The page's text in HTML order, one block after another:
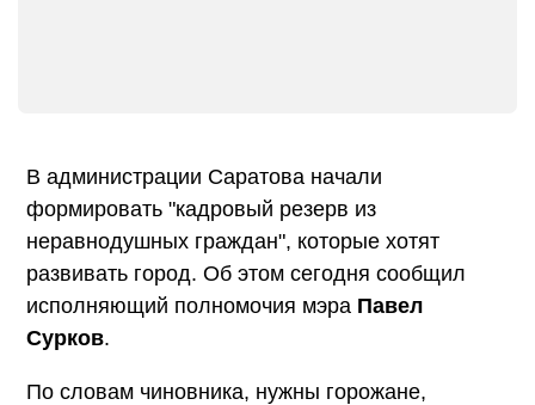
В администрации Саратова начали
формировать "кадровый резерв из
неравнодушных граждан", которые хотят
развивать город. Об этом сегодня сообщил
исполняющий полномочия мэра Павел
Сурков.
По словам чиновника, нужны горожане,